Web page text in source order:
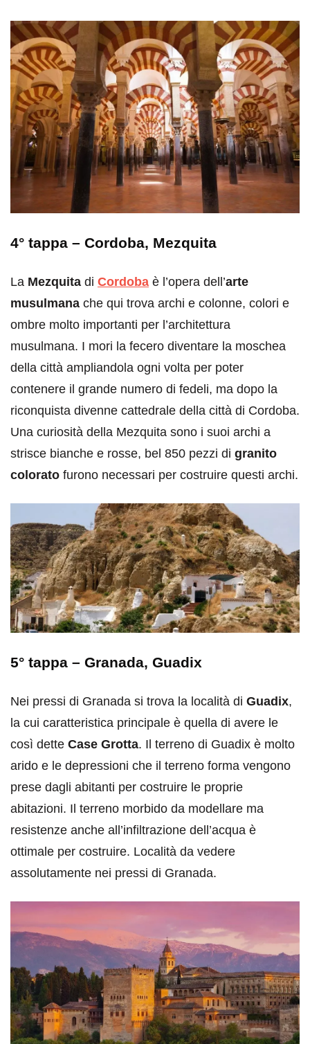
4° tappa – Cordoba, Mezquita
La Mezquita di Cordoba è l’opera dell’arte
musulmana che qui trova archi e colonne, colori e
ombre molto importanti per l’architettura
musulmana. I mori la fecero diventare la moschea
della città ampliandola ogni volta per poter
contenere il grande numero di fedeli, ma dopo la
riconquista divenne cattedrale della città di Cordoba.
Una curiosità della Mezquita sono i suoi archi a
strisce bianche e rosse, bel 850 pezzi di granito
colorato furono necessari per costruire questi archi.
5° tappa – Granada, Guadix
Nei pressi di Granada si trova la località di Guadix,
la cui caratteristica principale è quella di avere le
così dette Case Grotta. Il terreno di Guadix è molto
arido e le depressioni che il terreno forma vengono
prese dagli abitanti per costruire le proprie
abitazioni. Il terreno morbido da modellare ma
resistenze anche all’infiltrazione dell’acqua è
ottimale per costruire. Località da vedere
assolutamente nei pressi di Granada.